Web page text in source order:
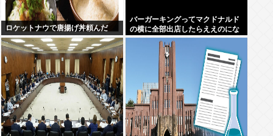
ロケットナウで唐揚げ丼頼んだ
バーガーキングってマクドナルド
の横に全部出店したらええのにな